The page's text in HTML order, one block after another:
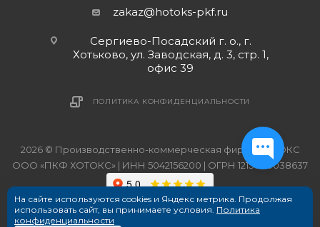
zakaz@hotoks-pkf.ru
Сергиево-Посадский г. о., г.
Хотьково, ул. Заводская, д. 3, стр. 1,
офис 39
ПОЛИТИКА КОНФИДЕНЦИАЛЬНОСТИ
2026 © Производственно-коммерческая фирма ХОТОКС
ООО «ПКФ ХОТОКС» | ИНН 5042156200 | ОГРН 1215000038637
На сайте используются cookies и Яндекс метрика. Продолжая
использовать сайт, вы принимаете условия. Политика
конфиденциальности